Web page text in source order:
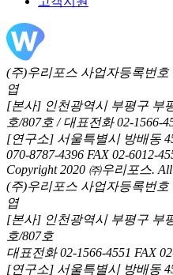
(주)우리포스 사업자등록번호
엽
[본사] 인천광역시 부평구 부
호/807호 / 대표전화 02-1566-
[연구소] 서울특별시 방배동
070-8787-4396 FAX 02-6012-
Copyright 2020 ㈜우리포스. All
(주)우리포스 사업자등록번호
엽
[본사] 인천광역시 부평구 부
호/807호
대표전화 02-1566-4551 FAX
[연구소] 서울특별시 방배동